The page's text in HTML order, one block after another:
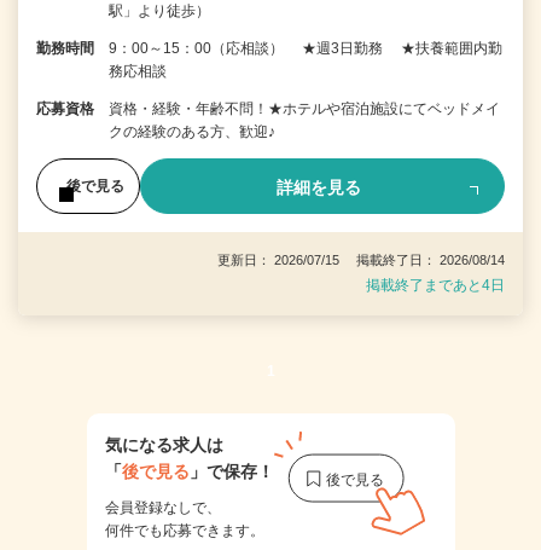
駅」より徒歩）
勤務時間
9：00～15：00（応相談） ★週3日勤務 ★扶養範囲内勤
務応相談
応募資格
資格・経験・年齢不問！★ホテルや宿泊施設にてベッドメイ
クの経験のある方、歓迎♪
後で見る 詳細を見る
更新日： 2026/07/15 掲載終了日： 2026/08/14
掲載終了まであと4日
1
気になる求人は
「後で見る 」で保存！
会員登録なしで、
何件でも応募できます。